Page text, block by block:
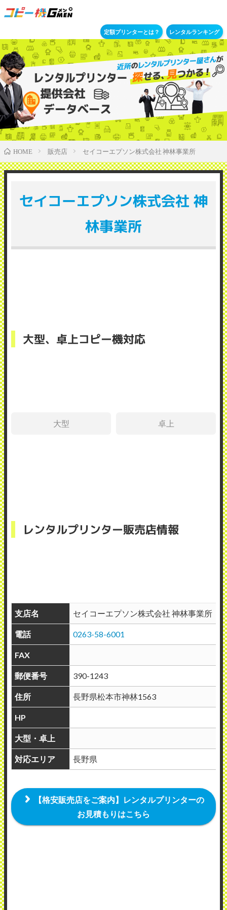
定額プリンターとは？ レンタルランキング
HOME 販売店 セイコーエプソン株式会社 神林事業所
セイコーエプソン株式会社 神
林事業所
大型、卓上コピー機対応
大型 卓上
レンタルプリンター販売店情報
支店名 セイコーエプソン株式会社 神林事業所
電話 0263-58-6001
FAX
郵便番号 390-1243
住所 長野県松本市神林1563
HP
大型・卓上
対応エリア 長野県
【格安販売店をご案内】レンタルプリンターの
お見積もりはこちら